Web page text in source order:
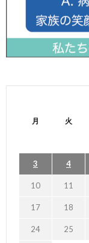
月 火
3 4
10 11
17 18
24 25